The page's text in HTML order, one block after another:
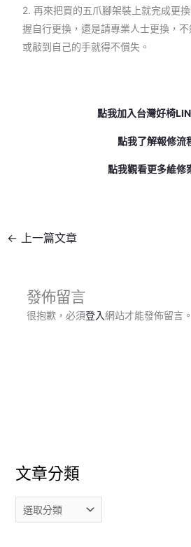
2. 再來把買的五爪腳架裝上就完成更
握自行更換，還是請專業人士更換，
或敲到自己的手就得不償失。
點我加入台灣好椅
點我了解報修流
點我觀看更多維修
← 上一篇文章
發佈留言
很抱歉，必須登入網站才能發佈留言。
文章分類